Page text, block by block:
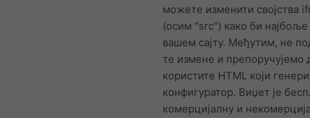
можете изменити својства
(осим "src") како би најбоље
вашем сајту. Међутим, не
те измене и препоручујемо
користите HTML који
конфигуратор. Виџет је
комерцијалну и